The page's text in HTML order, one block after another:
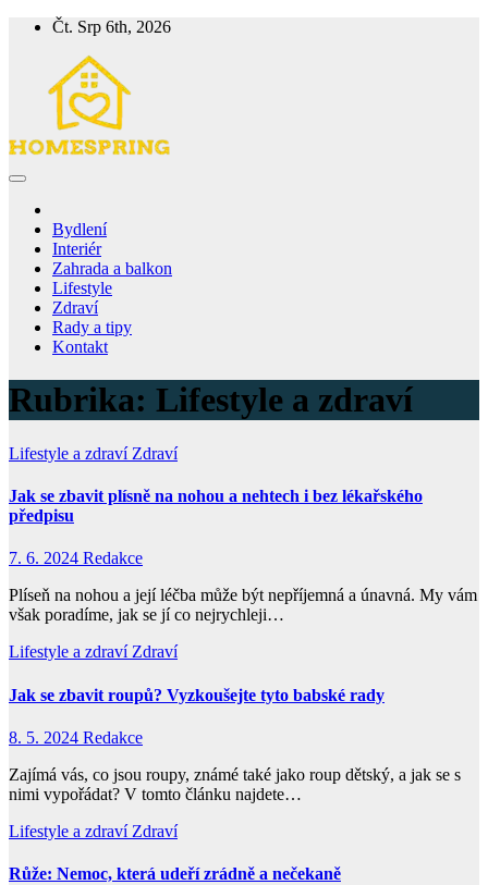
Skip
Čt. Srp 6th, 2026
Bydlení
Interiér
Zahrada a balkon
Lifestyle
Zdraví
Rady a tipy
Kontakt
Rubrika: Lifestyle a zdraví
Lifestyle a zdraví Zdraví
Jak se zbavit plísně na nohou a nehtech i bez lékařského
předpisu
7. 6. 2024 Redakce
Plíseň na nohou a její léčba může být nepříjemná a únavná. My vám
však poradíme, jak se jí co nejrychleji…
Lifestyle a zdravíZdraví
Jak se zbavit roupů? Vyzkoušejte tyto babské rady
8. 5. 2024 Redakce
Zajímá vás, co jsou roupy, známé také jako roup dětský, a jak se s
nimi vypořádat? V tomto článku najdete…
Lifestyle a zdraví Zdraví
Růže: Nemoc, která udeří zrádně a nečekaně